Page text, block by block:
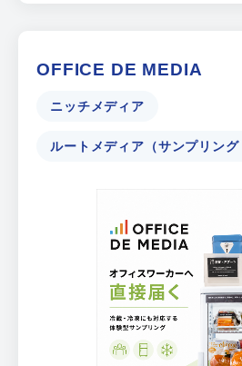
OFFICE DE MEDIA
ニッチメディア
ルートメディア（サンプリング